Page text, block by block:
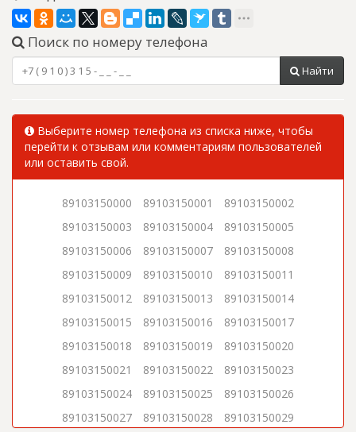
Поиск по номеру телефона
Найти
Выберите номер телефона из списка ниже, чтобы
перейти к отзывам или комментариям пользователей
или оставить свой.
89103150000 89103150001
89103150002
89103150003
89103150004
89103150005
89103150006
89103150007
89103150008
89103150009
89103150010
89103150011
89103150012
89103150013
89103150014
89103150015
89103150016
89103150017
89103150018
89103150019
89103150020
89103150021
89103150022
89103150023
89103150024
89103150025
89103150026
89103150027
89103150028 89103150029